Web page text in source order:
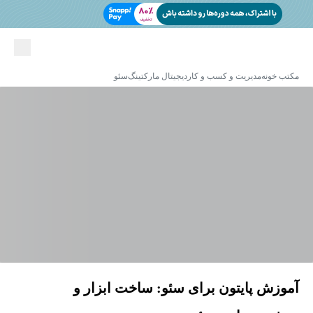
مکتب خونهمدیریت و کسب و کار دیجیتال مارکتینگسئو
آموزش پایتون برای سئو: ساخت ابزار و